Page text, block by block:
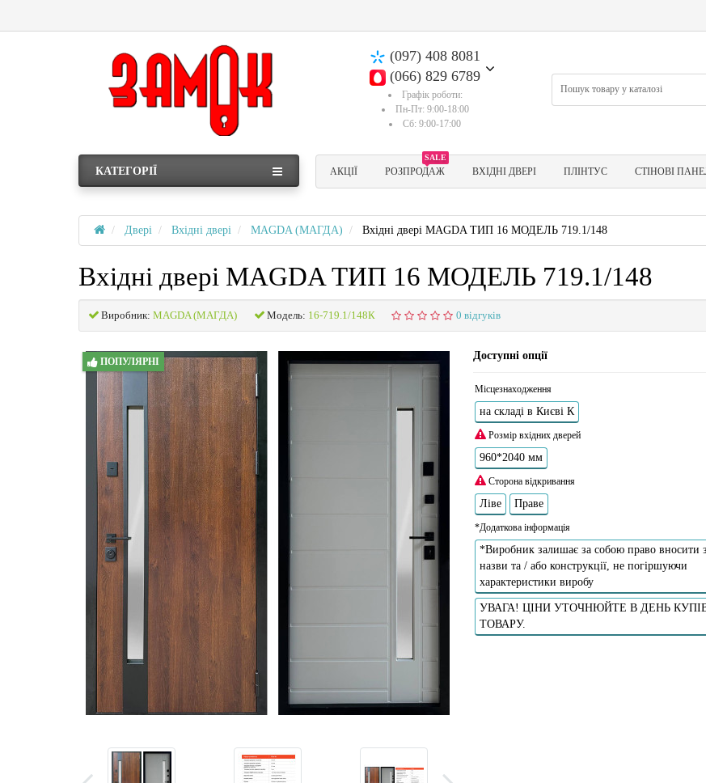
(097) 408 8081
(066) 829 6789
Графік роботи:
Пн-Пт: 9:00-18:00
Сб: 9:00-17:00
КАТЕГОРІЇ АКЦІЇ
SALE
РОЗПРОДАЖ ВХІДНІ ДВЕРІ ПЛІНТУС СТІНОВІ
Двері Вхідні двері MAGDA (МАГДА) Вхідні двері MAGDA ТИП 16 МОДЕЛЬ 719.1/148
Вхідні двері MAGDA ТИП 16 МОДЕЛЬ 719.1/148
Виробник: MAGDA (МАГДА) Модель: 16-719.1/148К 0 відгуків
ПОПУЛЯРНІ Доступні опції
Місцезнаходження
на складі в Києві К
Розмір вхідних дверей
960*2040 мм
Сторона відкривання
Ліве Праве
*Додаткова інформація
*Виробник залишає за собою право вносити
назви та / або конструкції, не погіршуючи
характеристики виробу
УВАГА! ЦІНИ УТОЧНЮЙТЕ В ДЕНЬ
ТОВАРУ.